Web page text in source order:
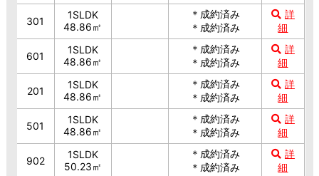
301
1SLDK
48.86㎡
＊成約済み
＊成約済み
詳
細
601
1SLDK
48.86㎡
＊成約済み
＊成約済み
詳
細
201
1SLDK
48.86㎡
＊成約済み
＊成約済み
詳
細
501
1SLDK
48.86㎡
＊成約済み
＊成約済み
詳
細
902
1SLDK
50.23㎡
＊成約済み
＊成約済み
詳
細